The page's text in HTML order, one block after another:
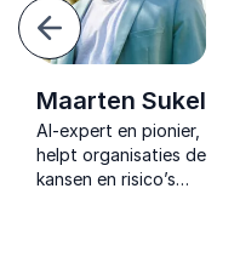
Maarten Sukel
AI-expert en pionier,
helpt organisaties de
kansen en risico’s